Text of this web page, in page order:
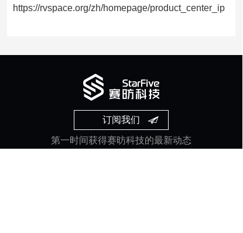
https://rvspace.org/zh/homepage/product_center_ip
订阅我们
第一时间获得赛昉科技的最新动态